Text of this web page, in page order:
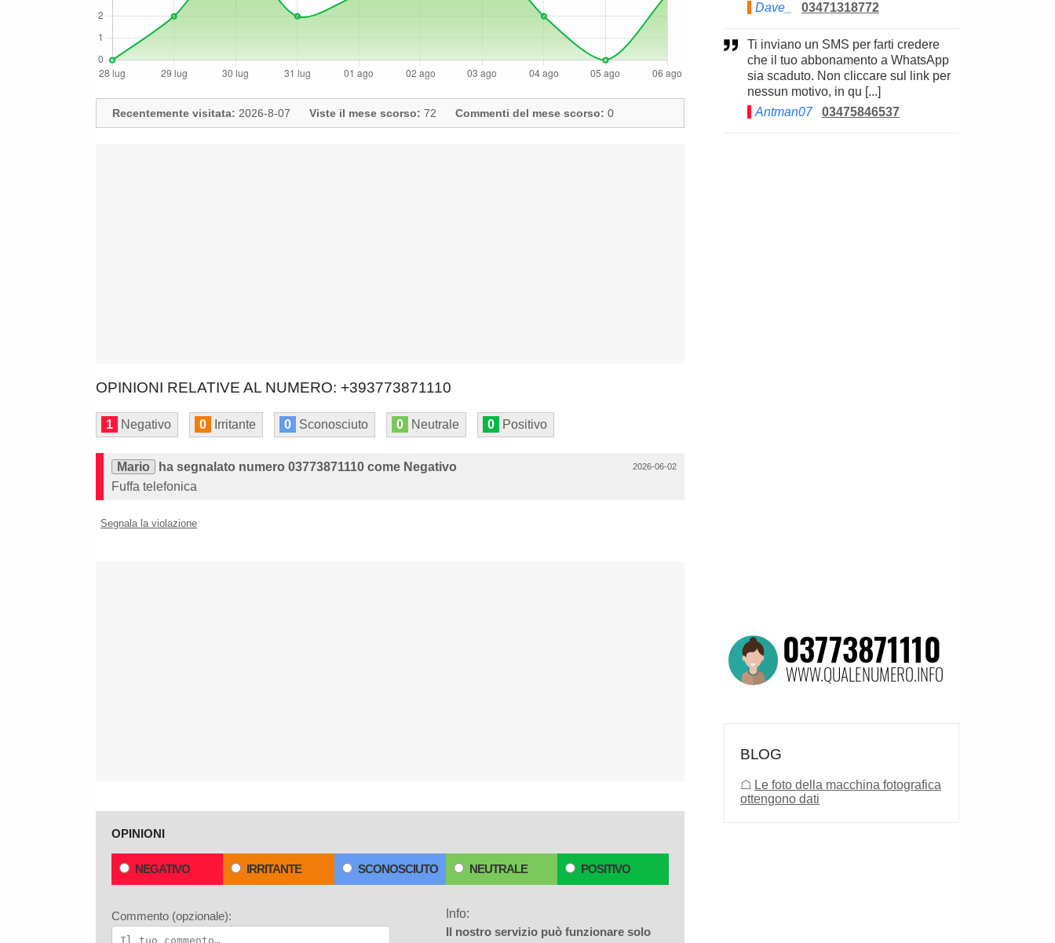
Recentemente visitata: 2026-8-07 Viste il mese scorso: 72 Commenti del mese scorso: 0
OPINIONI RELATIVE AL NUMERO: +393773871110
1 Negativo 0 Irritante 0 Sconosciuto 0 Neutrale 0 Positivo
2026-06-02
Mario
ha segnalato numero 03773871110 come Negativo
Fuffa telefonica
Segnala la violazione
OPINIONI
NEGATIVO IRRITANTE SCONOSCIUTO NEUTRALE POSITIVO
Commento (opzionale):
Info:
Il nostro servizio può funzionare solo
Dave_
03471318772
Ti inviano un SMS per farti credere
che il tuo abbonamento a WhatsApp
sia scaduto. Non cliccare sul link per
nessun motivo, in qu [...]
Antman07
03475846537
BLOG
☖ Le foto della macchina fotografica
ottengono dati